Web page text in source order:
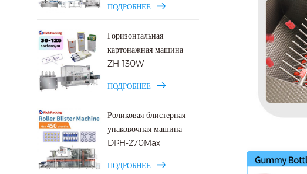
ПОДРОБНЕЕ
Горизонтальная
картонажная машина
ZH-130W
ПОДРОБНЕЕ
Роликовая блистерная
упаковочная машина
DPH-270Max
ПОДРОБНЕЕ